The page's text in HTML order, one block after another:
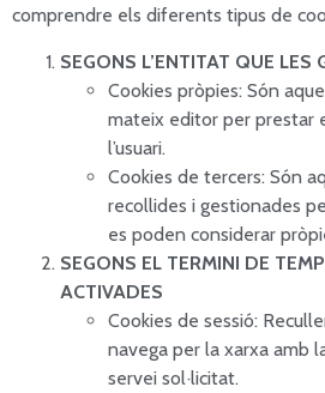
comprendre els diferents tipus de
SEGONS L’ENTITAT QUE LES
Cookies pròpies: Són
mateix editor per prestar
l’usuari.
Cookies de tercers: Són
recollides i gestionades
es poden considerar
SEGONS EL TERMINI DE
ACTIVADES
Cookies de sessió:
navega per la xarxa amb
servei sol·licitat.